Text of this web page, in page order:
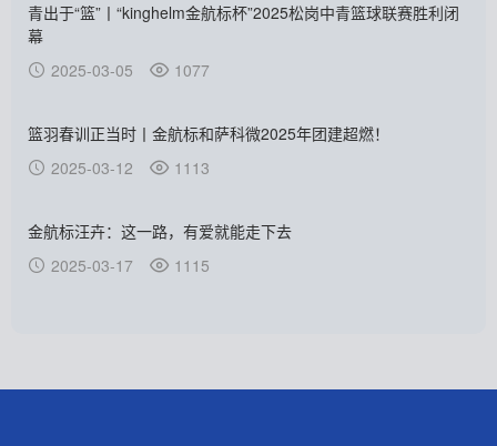
青出于“篮”丨“kinghelm金航标杯”2025松岗中青篮球联赛胜利闭
幕
2025-03-05
1077
篮羽春训正当时丨金航标和萨科微2025年团建超燃！
2025-03-12
1113
金航标汪卉：这一路，有爱就能走下去
2025-03-17
1115